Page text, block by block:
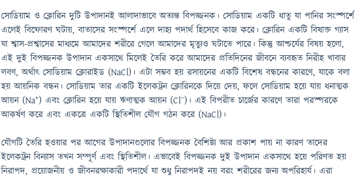
সোডিয়াম ও ক্লোরিন দুটি উপাদানই আলাদাভাবে অত্যন্ত বিপজ্জনক। সোডিয়াম একটি ধাতু যা পানির সংস্পর্শে
এলেই বিষ্ফোরণ ঘটায়, বাতাসের সংস্পর্শে এলে দাহ্য পদার্থ হিসেবে কাজ করে। ক্লোরিন একটি বিষাক্ত গ্যাস
যা শ্বাস-প্রশ্বাসের মাধ্যমে আমাদের শরীরে গেলে আমাদের মৃত্যুও ঘটাতে পারে। কিন্তু আশ্চর্যের বিষয় হলো,
এই দুই বিপজ্জনক উপাদান একসাথে মিলেই তৈরি করে আমাদের প্রতিদিনের জীবনে ব্যবহৃত নিরীহ খাবার
লবণ, অর্থাৎ সোডিয়াম ক্লোরাইড (NaCl)। এটা সম্ভব হয় রসায়নের একটি বিশেষ বন্ধনের কারণে, যাকে বলা
হয় আয়নিক বন্ধন। সোডিয়াম তার একটি ইলেকট্রন ক্লোরিনকে দিয়ে দেয়, ফলে সোডিয়াম হয়ে যায় ধনাত্মক
আয়ন (Na⁺) এবং ক্লোরিন হয়ে যায় ঋণাত্মক আয়ন (Cl⁻)। এই বিপরীত চার্জের কারণে তারা পরস্পরকে
আকর্ষণ করে এবং একত্রে একটি স্থিতিশীল যৌগ গঠন করে (NaCl)।
যৌগটি তৈরি হওয়ার পর আগের উপাদানগুলোর বিপজ্জনক বৈশিষ্ট্য আর প্রকাশ পায় না কারণ তাদের
ইলেকট্রন বিন্যাস তখন সম্পূর্ণ এবং স্থিতিশীল। এভাবেই বিপজ্জনক দুই উপাদান একসাথে হয়ে পরিণত হয়
নিরাপদ, প্রয়োজনীয় ও জীবনরক্ষাকারী পদার্থে যা শুধু নিরাপদই নয় বরং শরীরের জন্য অপরিহার্য। এরা